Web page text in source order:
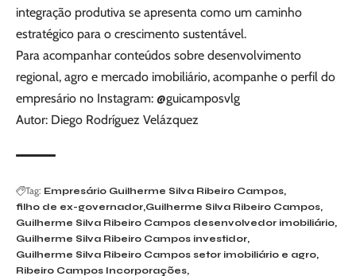
integração produtiva se apresenta como um caminho
estratégico para o crescimento sustentável.
Para acompanhar conteúdos sobre desenvolvimento
regional, agro e mercado imobiliário, acompanhe o perfil do
empresário no Instagram: @guicamposvlg
Autor: Diego Rodríguez Velázquez
Tag: Empresário Guilherme Silva Ribeiro Campos
filho de ex-governador Guilherme Silva Ribeiro Campos
Guilherme Silva Ribeiro Campos desenvolvedor imobiliário
Guilherme Silva Ribeiro Campos investidor
Guilherme Silva Ribeiro Campos setor imobiliário e agro
Ribeiro Campos Incorporações